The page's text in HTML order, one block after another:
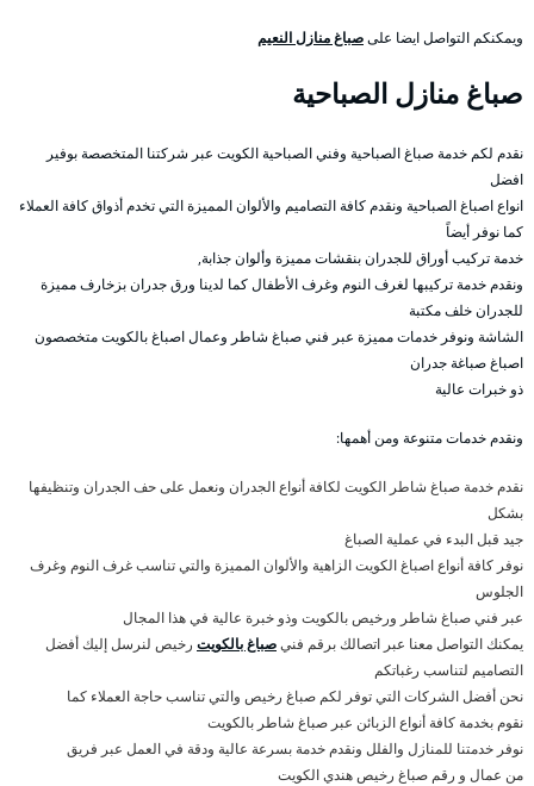
ويمكنكم التواصل ايضا علىصباغ منازل النعيم
صباغ منازل الصباحية
نقدم لكم خدمة صباغ الصباحية وفني الصباحية الكويت عبر شركتنا المتخصصة بوفير
افضل
انواع اصباغ الصباحية ونقدم كافة التصاميم والألوان المميزة التي تخدم أذواق كافة العملاء
كما نوفر أيضاً
خدمة تركيب أوراق للجدران بنقشات مميزة وألوان جذابة,
ونقدم خدمة تركيبها لغرف النوم وغرف الأطفال كما لدينا ورق جدران بزخارف مميزة
للجدران خلف مكتبة
الشاشة ونوفر خدمات مميزة عبر فني صباغ شاطر وعمال اصباغ بالكويت متخصصون
اصباغ صباغة جدران
ذو خبرات عالية
ونقدم خدمات متنوعة ومن أهمها:
نقدم خدمة صباغ شاطر الكويت لكافة أنواع الجدران ونعمل على حف الجدران وتنظيفها
بشكل
جيد قبل البدء في عملية الصباغ
نوفر كافة أنواع اصباغ الكويت الزاهية والألوان المميزة والتي تناسب غرف النوم وغرف
الجلوس
عبر فني صباغ شاطر ورخيص بالكويت وذو خبرة عالية في هذا المجال
يمكنك التواصل معنا عبر اتصالك برقم فنيصباغ بالكويت رخيص لنرسل إليك أفضل
التصاميم لتناسب رغباتكم
نحن أفضل الشركات التي توفر لكم صباغ رخيص والتي تناسب حاجة العملاء كما
نقوم بخدمة كافة أنواع الزبائن عبر صباغ شاطر بالكويت
نوفر خدمتنا للمنازل والفلل ونقدم خدمة بسرعة عالية ودقة في العمل عبر فريق
من عمال و رقم صباغ رخيص هندي الكويت